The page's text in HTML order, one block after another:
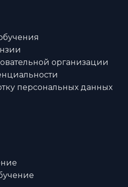
организации
персональных данных